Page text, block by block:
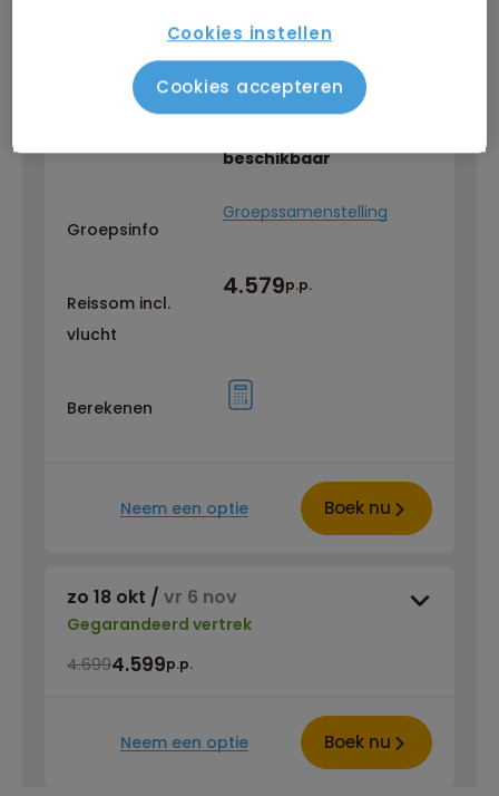
Vluchtschema
beschikbaar
Groepsinfo
Groepssamenstelling
Reissom incl.
vlucht
4.579p.p.
Berekenen
Neem een optie Boek nu
zo 18 okt / vr 6 nov
Gegarandeerd vertrek
4.6994.599p.p.
Neem een optie Boek nu
Cookies instellen
Cookies accepteren